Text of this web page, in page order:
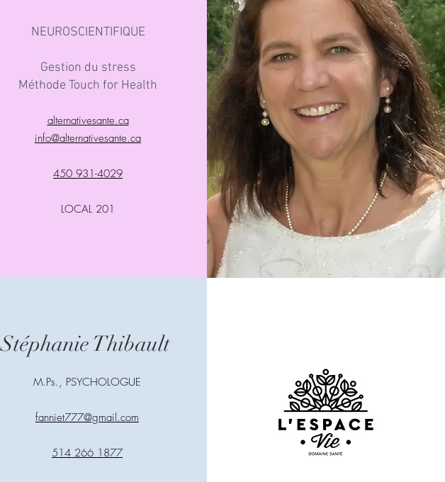
​NEUROSCIENTIFIQUE​
Gestion du stress
​Méthode Touch for Health
alternativesante.ca
info@alternativesante.ca
450 931-4029
LOCAL 201
Stéphanie Thibault
M.Ps., PSYCHOLOGUE
fanniet777@gmail.com
514 266 1877